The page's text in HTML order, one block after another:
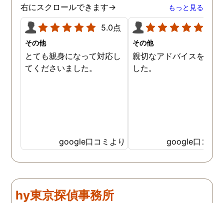
たが、想像以上に精度に正
直驚かされました。
右にスクロールできます→ もっと見る
5.0点
その他
とても親身になって対応し
てくださいました。
google口コミより
その他
親切なアドバイスを頂き
した。
google口コミ
hy東京探偵事務所